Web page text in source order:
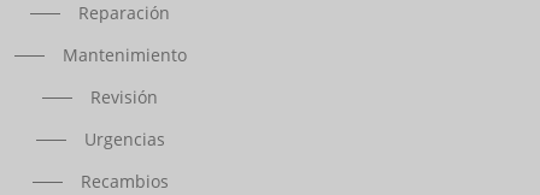
Reparación
Mantenimiento
Revisión
Urgencias
Recambios